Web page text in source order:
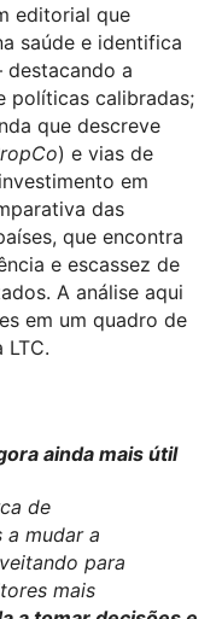
editorial que
saúde e identifica
a
políticas calibradas;
que descreve
) e vias de
em
das
que encontra
e escassez de
A análise aqui
em um quadro de
ainda mais útil
de
a mudar a
para
mais